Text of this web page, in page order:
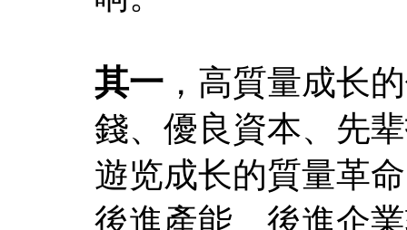
其一 ，高質量成长
錢、優良資本、先
遊览成长的質量革
後進產能、後進企